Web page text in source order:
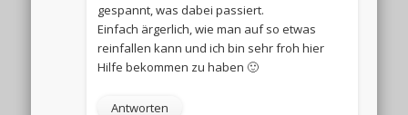
gespannt, was dabei passiert.
Einfach ärgerlich, wie man auf so etwas
reinfallen kann und ich bin sehr froh hier
Hilfe bekommen zu haben 🙂
Antworten